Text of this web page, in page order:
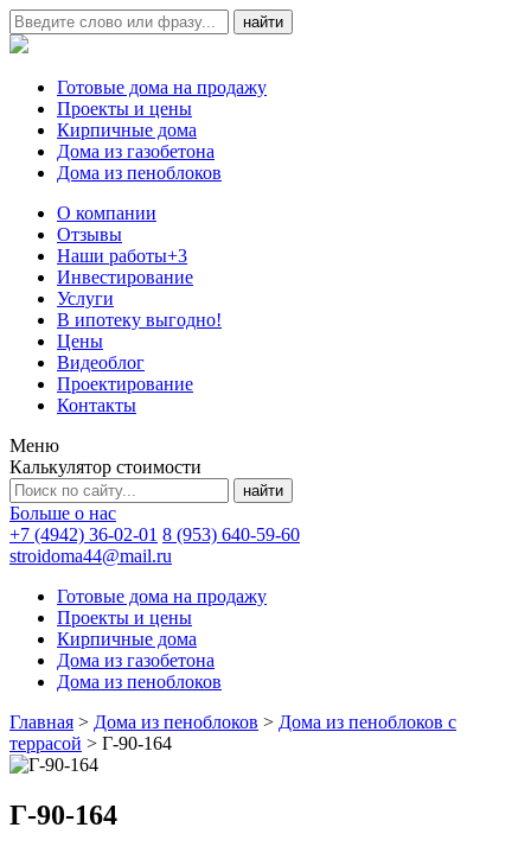
Готовые дома на продажу
Проекты и цены
Кирпичные дома
Дома из газобетона
Дома из пеноблоков
О компании
Отзывы
Наши работы+3
Инвестирование
Услуги
В ипотеку выгодно!
Цены
Видеоблог
Проектирование
Контакты
Меню
Калькулятор стоимости
Больше о нас
+7 (4942) 36-02-01 8 (953) 640-59-60
stroidoma44@mail.ru
Готовые дома на продажу
Проекты и цены
Кирпичные дома
Дома из газобетона
Дома из пеноблоков
Главная > Дома из пеноблоков > Дома из пеноблоков с
террасой > Г-90-164
Г-90-164